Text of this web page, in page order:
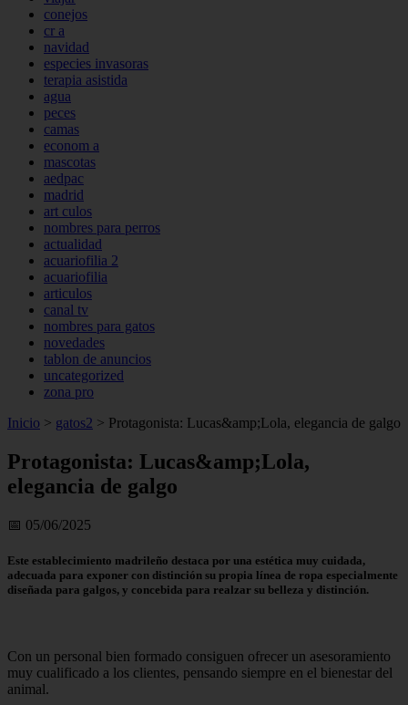
conejos
cr a
navidad
especies invasoras
terapia asistida
agua
peces
camas
econom a
mascotas
aedpac
madrid
art culos
nombres para perros
actualidad
acuariofilia 2
acuariofilia
articulos
canal tv
nombres para gatos
novedades
tablon de anuncios
uncategorized
zona pro
Inicio > gatos2 > Protagonista: Lucas&amp;Lola, elegancia de galgo
Protagonista: Lucas&amp;Lola,
elegancia de galgo
📅 05/06/2025
Este establecimiento madrileño destaca por una estética muy cuidada,
adecuada para exponer con distinción su propia línea de ropa especialmente
diseñada para galgos, y concebida para realzar su belleza y distinción.
Con un personal bien formado consiguen ofrecer un asesoramiento
muy cualificado a los clientes, pensando siempre en el bienestar del
animal.